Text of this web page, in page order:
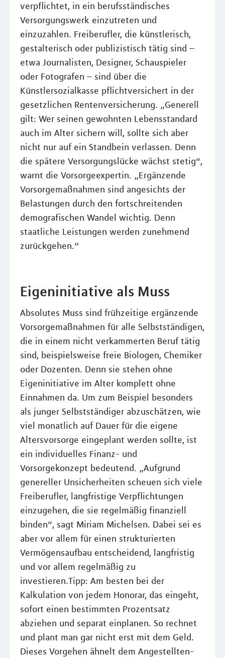
verpflichtet, in ein berufsständisches
Versorgungswerk einzutreten und
einzuzahlen. Freiberufler, die künstlerisch,
gestalterisch oder publizistisch tätig sind –
etwa Journalisten, Designer, Schauspieler
oder Fotografen – sind über die
Künstlersozialkasse pflichtversichert in der
gesetzlichen Rentenversicherung. „Generell
gilt: Wer seinen gewohnten Lebensstandard
auch im Alter sichern will, sollte sich aber
nicht nur auf ein Standbein verlassen. Denn
die spätere Versorgungslücke wächst stetig“,
warnt die Vorsorgeexpertin. „Ergänzende
Vorsorgemaßnahmen sind angesichts der
Belastungen durch den fortschreitenden
demografischen Wandel wichtig. Denn
staatliche Leistungen werden zunehmend
zurückgehen.“
Eigeninitiative als Muss
Absolutes Muss sind frühzeitige ergänzende
Vorsorgemaßnahmen für alle Selbstständigen,
die in einem nicht verkammerten Beruf tätig
sind, beispielsweise freie Biologen, Chemiker
oder Dozenten. Denn sie stehen ohne
Eigeninitiative im Alter komplett ohne
Einnahmen da. Um zum Beispiel besonders
als junger Selbstständiger abzuschätzen, wie
viel monatlich auf Dauer für die eigene
Altersvorsorge eingeplant werden sollte, ist
ein individuelles Finanz- und
Vorsorgekonzept bedeutend. „Aufgrund
genereller Unsicherheiten scheuen sich viele
Freiberufler, langfristige Verpflichtungen
einzugehen, die sie regelmäßig finanziell
binden“, sagt Miriam Michelsen. Dabei sei es
aber vor allem für einen strukturierten
Vermögensaufbau entscheidend, langfristig
und vor allem regelmäßig zu
investieren.Tipp: Am besten bei der
Kalkulation von jedem Honorar, das eingeht,
sofort einen bestimmten Prozentsatz
abziehen und separat einplanen. So rechnet
und plant man gar nicht erst mit dem Geld.
Dieses Vorgehen ähnelt dem Angestellten-